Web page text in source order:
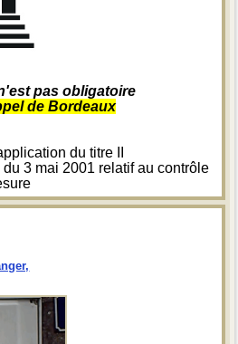
pas obligatoire
de Bordeaux
du titre II
3 mai 2001 relatif au contrôle